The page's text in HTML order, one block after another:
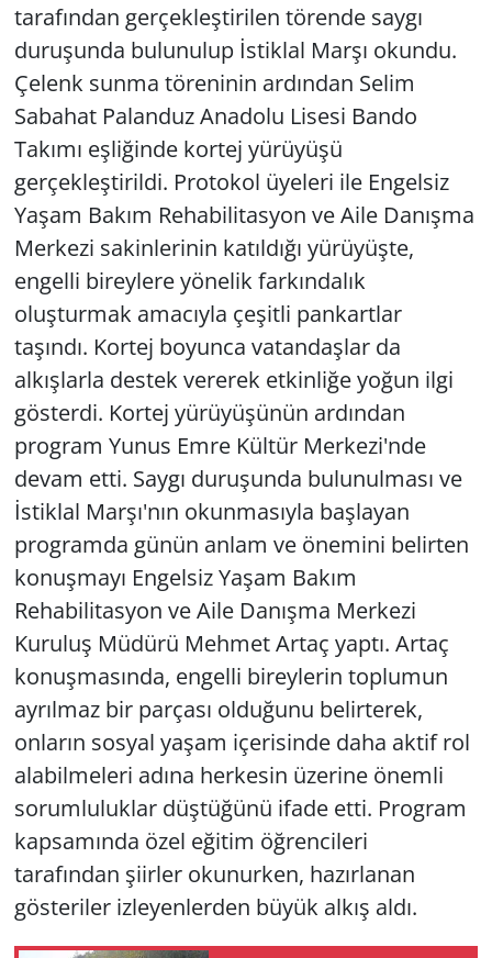
tarafından gerçekleştirilen törende saygı
duruşunda bulunulup İstiklal Marşı okundu.
Çelenk sunma töreninin ardından Selim
Sabahat Palanduz Anadolu Lisesi Bando
Takımı eşliğinde kortej yürüyüşü
gerçekleştirildi. Protokol üyeleri ile Engelsiz
Yaşam Bakım Rehabilitasyon ve Aile Danışma
Merkezi sakinlerinin katıldığı yürüyüşte,
engelli bireylere yönelik farkındalık
oluşturmak amacıyla çeşitli pankartlar
taşındı. Kortej boyunca vatandaşlar da
alkışlarla destek vererek etkinliğe yoğun ilgi
gösterdi. Kortej yürüyüşünün ardından
program Yunus Emre Kültür Merkezi'nde
devam etti. Saygı duruşunda bulunulması ve
İstiklal Marşı'nın okunmasıyla başlayan
programda günün anlam ve önemini belirten
konuşmayı Engelsiz Yaşam Bakım
Rehabilitasyon ve Aile Danışma Merkezi
Kuruluş Müdürü Mehmet Artaç yaptı. Artaç
konuşmasında, engelli bireylerin toplumun
ayrılmaz bir parçası olduğunu belirterek,
onların sosyal yaşam içerisinde daha aktif rol
alabilmeleri adına herkesin üzerine önemli
sorumluluklar düştüğünü ifade etti. Program
kapsamında özel eğitim öğrencileri
tarafından şiirler okunurken, hazırlanan
gösteriler izleyenlerden büyük alkış aldı.